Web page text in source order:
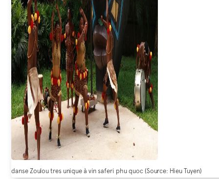
danse Zoulou tres unique à vin saferi phu quoc (Source: Hieu Tuyen)